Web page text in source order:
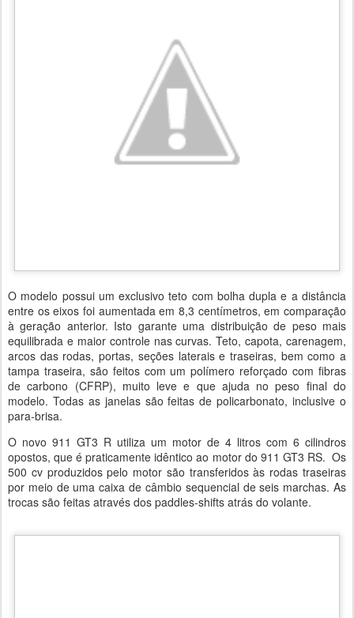
O modelo possui um exclusivo teto com bolha dupla e a distância
entre os eixos foi aumentada em 8,3 centímetros, em comparação
à geração anterior. Isto garante uma distribuição de peso mais
equilibrada e maior controle nas curvas. Teto, capota, carenagem,
arcos das rodas, portas, seções laterais e traseiras, bem como a
tampa traseira, são feitos com um polímero reforçado com fibras
de carbono (CFRP), muito leve e que ajuda no peso final do
modelo. Todas as janelas são feitas de policarbonato, inclusive o
para-brisa.
O novo 911 GT3 R utiliza um motor de 4 litros com 6 cilindros
opostos, que é praticamente idêntico ao motor do 911 GT3 RS. Os
500 cv produzidos pelo motor são transferidos às rodas traseiras
por meio de uma caixa de câmbio sequencial de seis marchas. As
trocas são feitas através dos paddles-shifts atrás do volante.